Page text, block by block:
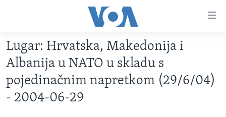
glavni
sadržaj
na
glavnu
TV PROGRAM
FOTOGRAFIJE DANA
Lugar: Hrvatska, Makedonija i
Albanija u NATO u skladu s
pojedinačnim napretkom (29/6/04)
- 2004-06-29